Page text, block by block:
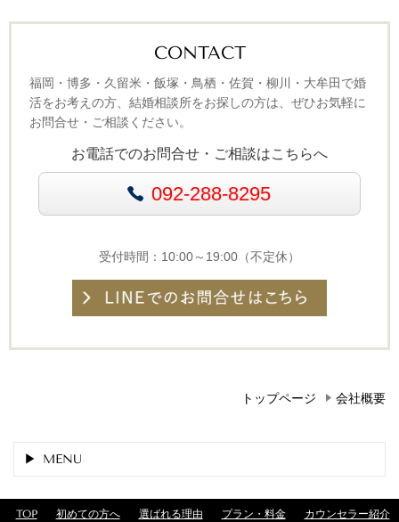
CONTACT
福岡・博多・久留米・飯塚・鳥栖・佐賀・柳川・大牟田で婚
活をお考えの方、結婚相談所をお探しの方は、ぜひお気軽に
お問合せ・ご相談ください。
お電話でのお問合せ・ご相談はこちらへ
092-288-8295
受付時間：10:00～19:00（不定休）
トップページ 会社概要
MENU
TOP 初めての方へ 選ばれる理由 プラン・料金
カウンセラー紹介